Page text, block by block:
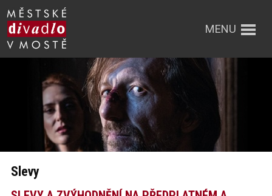
MENU
Slevy